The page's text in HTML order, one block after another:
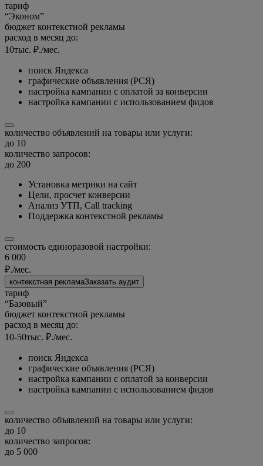
тариф
“Эконом”
бюджет контекстной рекламы
расход в месяц до:
10тыс. ₽./мес.
поиск Яндекса
графические объявления (РСЯ)
настройка кампании с оплатой за конверсии
настройка кампании с использованием фидов
количество объявлений на товары или услуги:
до 10
количество запросов:
до 200
Установка метрики на сайт
Цели, просчет конверсии
Анализ УТП, Call tracking
Поддержка контекстной рекламы
стоимость единоразовой настройки:
6 000
₽./мес.
контекстная рекламаЗаказать аудит
тариф
“Базовый”
бюджет контекстной рекламы
расход в месяц до:
10-50тыс. ₽./мес.
поиск Яндекса
графические объявления (РСЯ)
настройка кампании с оплатой за конверсии
настройка кампании с использованием фидов
количество объявлений на товары или услуги:
до 10
количество запросов:
до 5 000